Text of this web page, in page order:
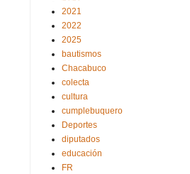
2021
2022
2025
bautismos
Chacabuco
colecta
cultura
cumplebuquero
Deportes
diputados
educación
FR